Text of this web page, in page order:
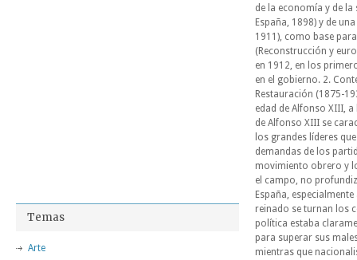
de la economía y de
España, 1898) y de
1911), como base
(Reconstrucción y
en 1912, en los
en el gobierno. 2.
Restauración (1875-
edad de Alfonso XIII,
de Alfonso XIII se
los grandes líderes
demandas de los
movimiento obrero y
el campo, no
España,
reinado se turnan los
política estaba
para superar sus
mientras que
Temas
Arte